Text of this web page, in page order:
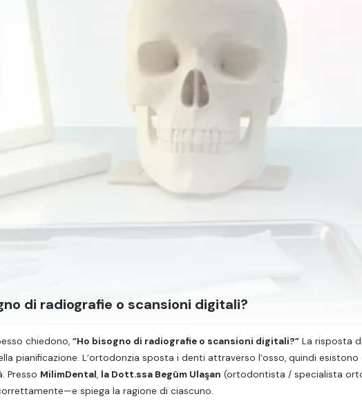
di radiografie o scansioni digitali?
chiedono,”Ho bisogno di radiografie o scansioni digitali?” La risposta
pianificazione. L’ortodonzia sposta i denti attraverso l’osso, quindi
Presso MilimDental, la Dott.ssa Begüm Ulaşan (ortodontista / specialista
spiega la ragione di ciascuno.